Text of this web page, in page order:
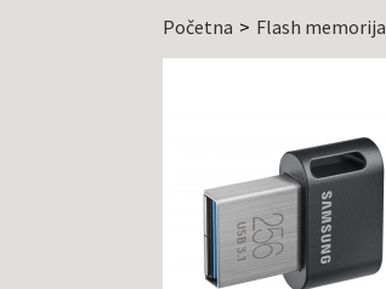
Početna Flash memorija